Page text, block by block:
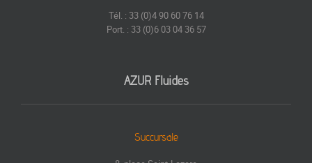
Tél. : 33 (0)4 90 60 76 14
Port. : 33 (0)6 03 04 36 57
AZUR Fluides
Succursale